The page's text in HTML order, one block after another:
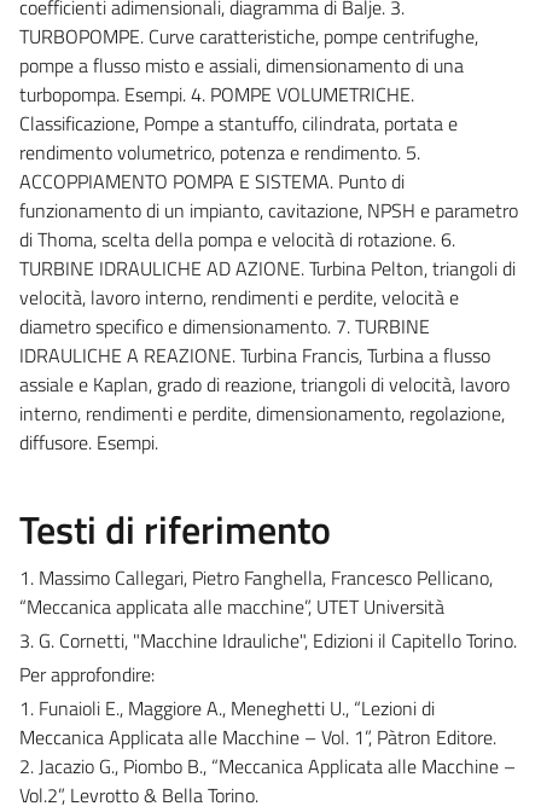
coefficienti adimensionali, diagramma di Balje. 3.
TURBOPOMPE. Curve caratteristiche, pompe centrifughe,
pompe a flusso misto e assiali, dimensionamento di una
turbopompa. Esempi. 4. POMPE VOLUMETRICHE.
Classificazione, Pompe a stantuffo, cilindrata, portata e
rendimento volumetrico, potenza e rendimento. 5.
ACCOPPIAMENTO POMPA E SISTEMA. Punto di
funzionamento di un impianto, cavitazione, NPSH e parametro
di Thoma, scelta della pompa e velocità di rotazione. 6.
TURBINE IDRAULICHE AD AZIONE. Turbina Pelton, triangoli di
velocità, lavoro interno, rendimenti e perdite, velocità e
diametro specifico e dimensionamento. 7. TURBINE
IDRAULICHE A REAZIONE. Turbina Francis, Turbina a flusso
assiale e Kaplan, grado di reazione, triangoli di velocità, lavoro
interno, rendimenti e perdite, dimensionamento, regolazione,
diffusore. Esempi.
Testi di riferimento
1. Massimo Callegari, Pietro Fanghella, Francesco Pellicano,
“Meccanica applicata alle macchine”, UTET Università
3. G. Cornetti, "Macchine Idrauliche", Edizioni il Capitello Torino.
Per approfondire:
1. Funaioli E., Maggiore A., Meneghetti U., “Lezioni di
Meccanica Applicata alle Macchine – Vol. 1”, Pàtron Editore.
2. Jacazio G., Piombo B., “Meccanica Applicata alle Macchine –
Vol.2”, Levrotto & Bella Torino.